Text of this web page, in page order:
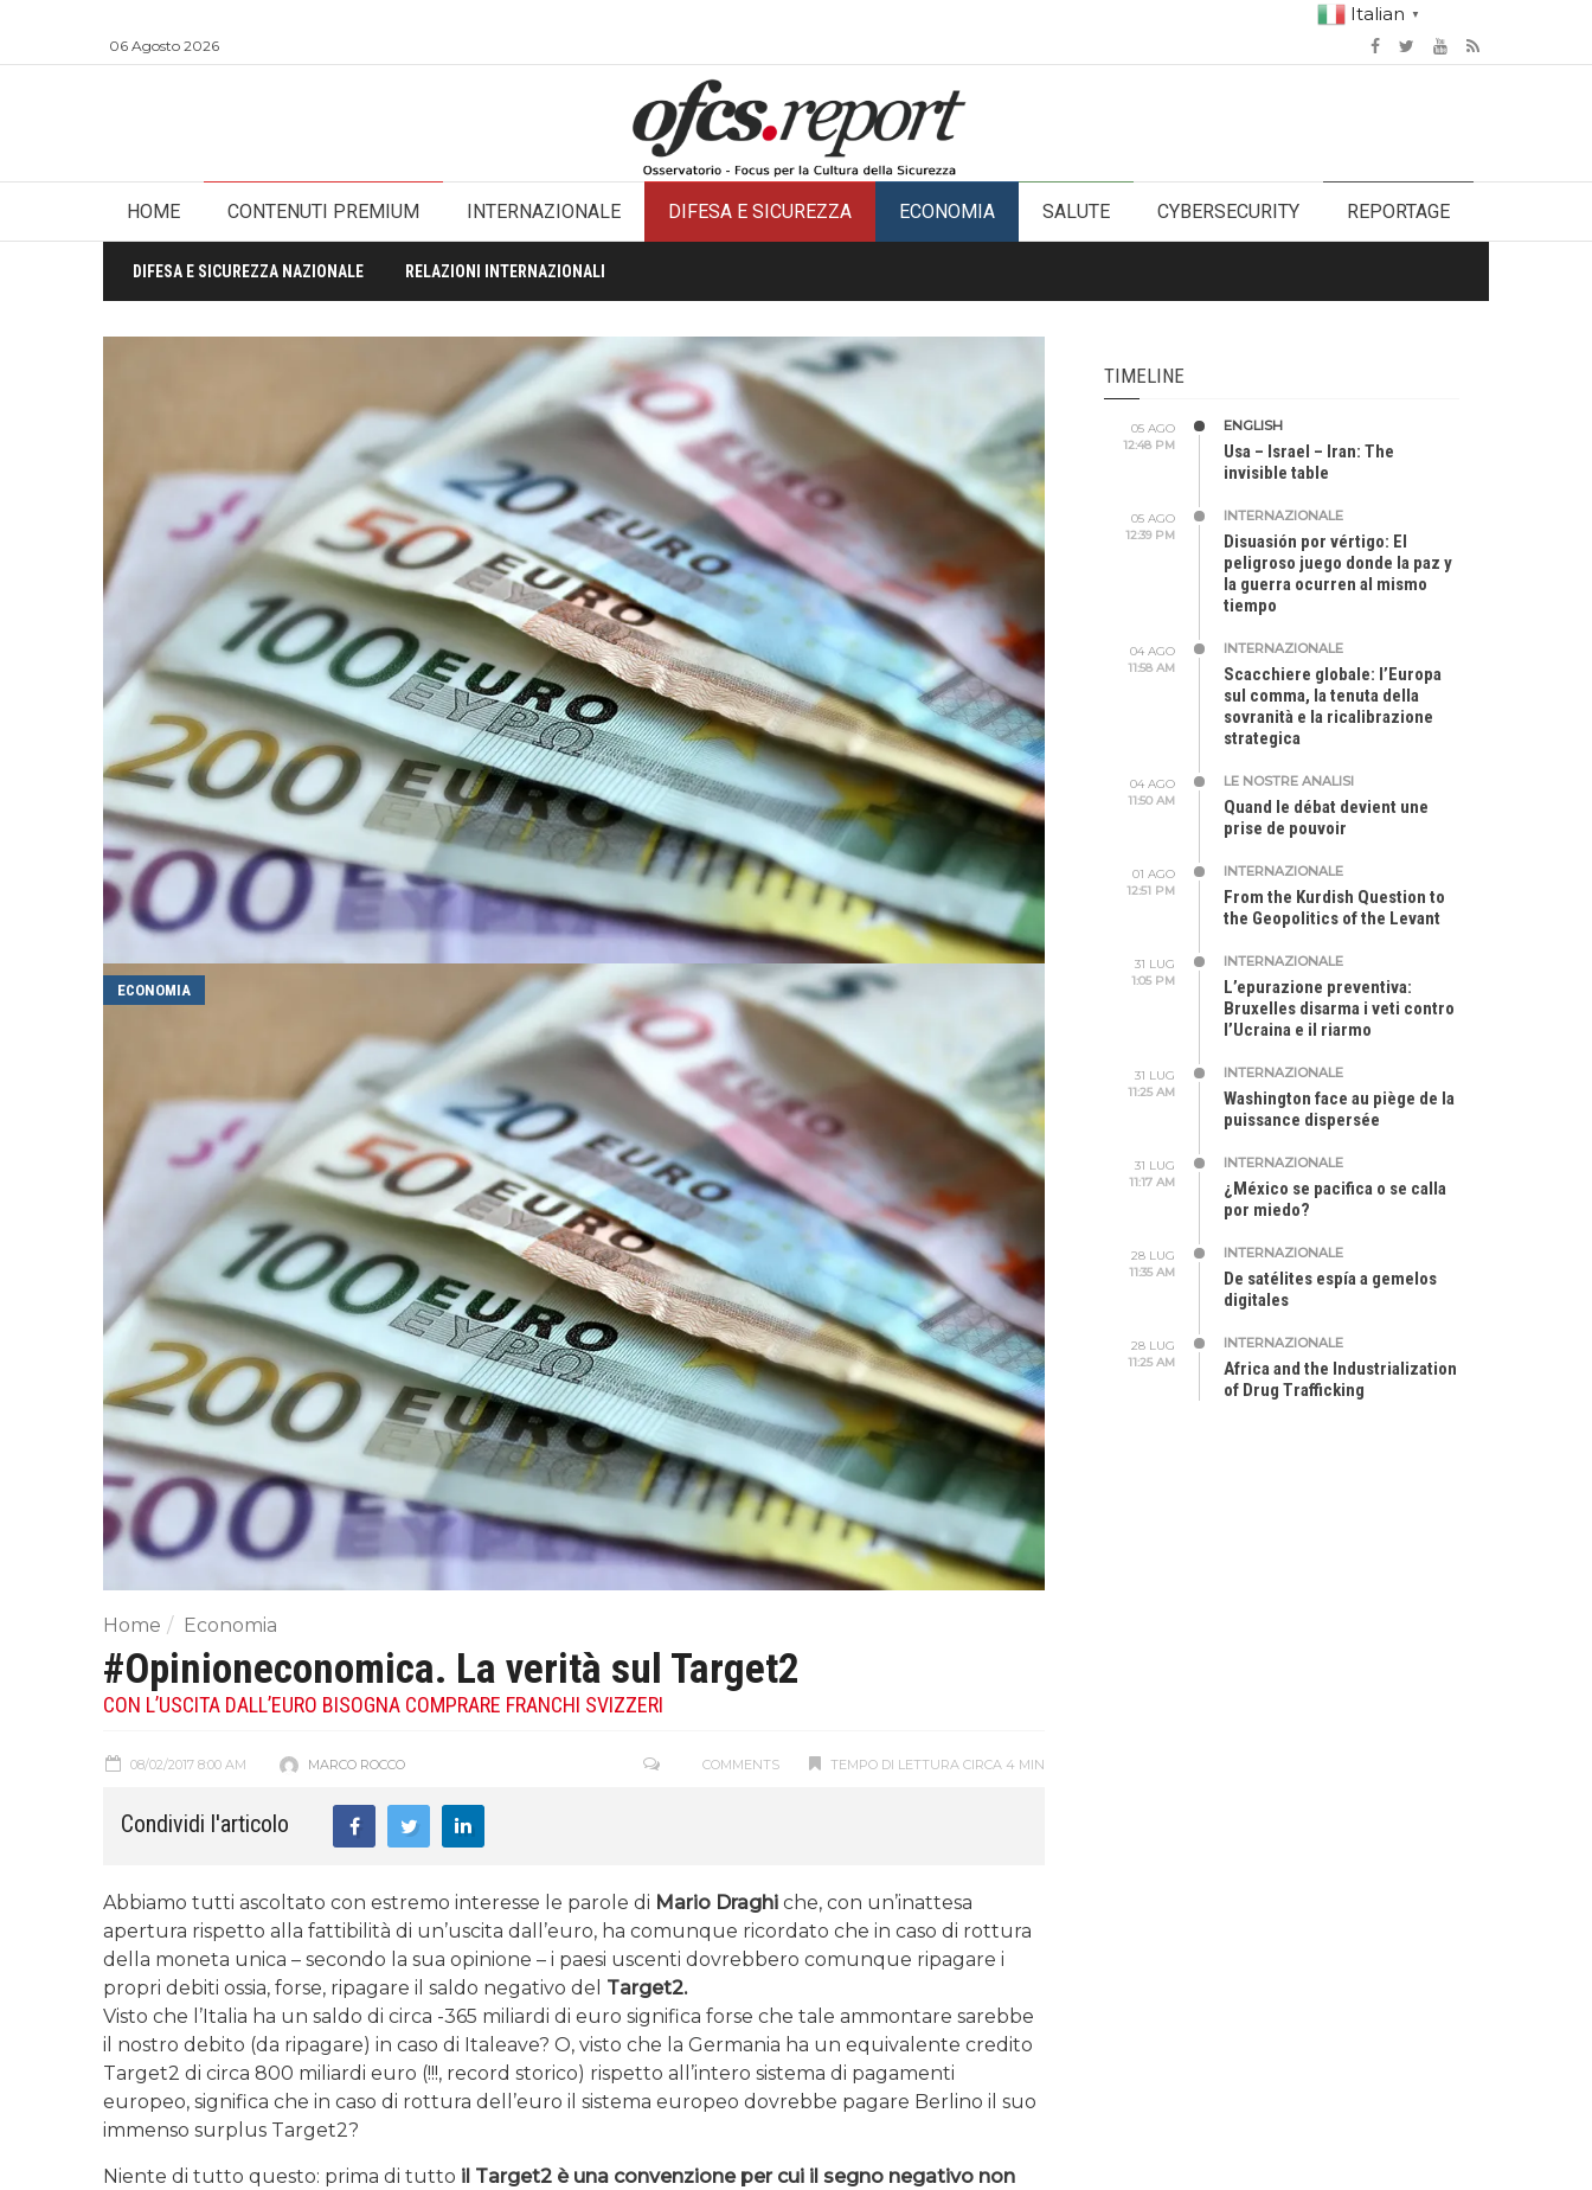
Italian ▼
06 Agosto 2026
HOME CONTENUTI PREMIUM INTERNAZIONALE DIFESA E SICUREZZA ECONOMIA SALUTE CYBERSECURITY REPORTAGE
DIFESA E SICUREZZA NAZIONALE RELAZIONI INTERNAZIONALI
ECONOMIA
Home Economia
#Opinioneconomica. La verità sul Target2
CON L’USCITA DALL’EURO BISOGNA COMPRARE FRANCHI SVIZZERI
08/02/2017 8:00 AM MARCO ROCCO TEMPO DI LETTURA CIRCA 4 MIN
COMMENTS
Condividi l'articolo
Abbiamo tutti ascoltato con estremo interesse le parole di Mario Draghi che, con un’inattesa
apertura rispetto alla fattibilità di un’uscita dall’euro, ha comunque ricordato che in caso di rottura
della moneta unica – secondo la sua opinione – i paesi uscenti dovrebbero comunque ripagare i
propri debiti ossia, forse, ripagare il saldo negativo del Target2.
Visto che l’Italia ha un saldo di circa -365 miliardi di euro significa forse che tale ammontare sarebbe
il nostro debito (da ripagare) in caso di Italeave? O, visto che la Germania ha un equivalente credito
Target2 di circa 800 miliardi euro (!!!, record storico) rispetto all’intero sistema di pagamenti
europeo, significa che in caso di rottura dell’euro il sistema europeo dovrebbe pagare Berlino il suo
immenso surplus Target2?
Niente di tutto questo: prima di tutto il Target2 è una convenzione per cui il segno negativo non
TIMELINE
05 AGO
12:48 PM
ENGLISH
Usa – Israel – Iran: The
invisible table
05 AGO
12:39 PM
INTERNAZIONALE
Disuasión por vértigo: El
peligroso juego donde la paz y
la guerra ocurren al mismo
tiempo
04 AGO
11:58 AM
INTERNAZIONALE
Scacchiere globale: l’Europa
sul comma, la tenuta della
sovranità e la ricalibrazione
strategica
04 AGO
11:50 AM
LE NOSTRE ANALISI
Quand le débat devient une
prise de pouvoir
01 AGO
12:51 PM
INTERNAZIONALE
From the Kurdish Question to
the Geopolitics of the Levant
31 LUG
1:05 PM
INTERNAZIONALE
L’epurazione preventiva:
Bruxelles disarma i veti contro
l’Ucraina e il riarmo
31 LUG
11:25 AM
INTERNAZIONALE
Washington face au piège de la
puissance dispersée
31 LUG
11:17 AM
INTERNAZIONALE
¿México se pacifica o se calla
por miedo?
28 LUG
11:35 AM
INTERNAZIONALE
De satélites espía a gemelos
digitales
28 LUG
11:25 AM
INTERNAZIONALE
Africa and the Industrialization
of Drug Trafficking